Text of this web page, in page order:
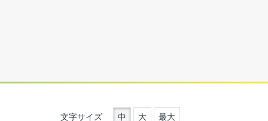
文字サイズ 中 大 最大